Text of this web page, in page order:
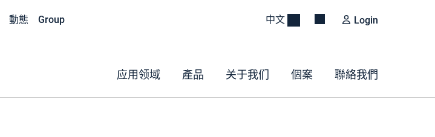
動態 Group 中文 Login
应用领域 產品 关于我们 個案 聯絡我們